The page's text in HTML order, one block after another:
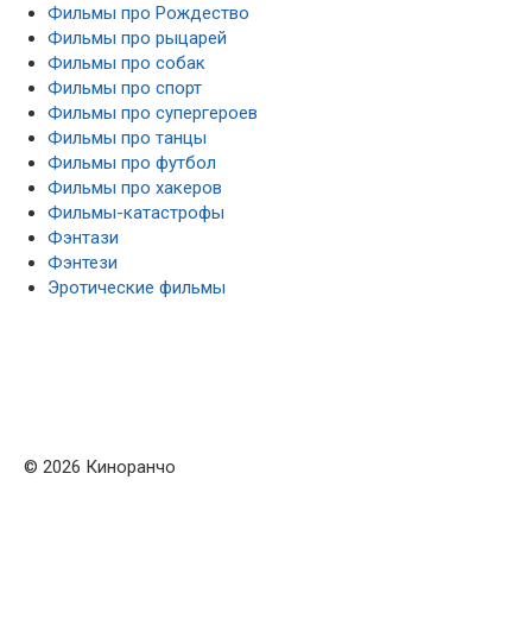
Фильмы про Рождество
Фильмы про рыцарей
Фильмы про собак
Фильмы про спорт
Фильмы про супергероев
Фильмы про танцы
Фильмы про футбол
Фильмы про хакеров
Фильмы-катастрофы
Фэнтази
Фэнтези
Эротические фильмы
© 2026 Киноранчо